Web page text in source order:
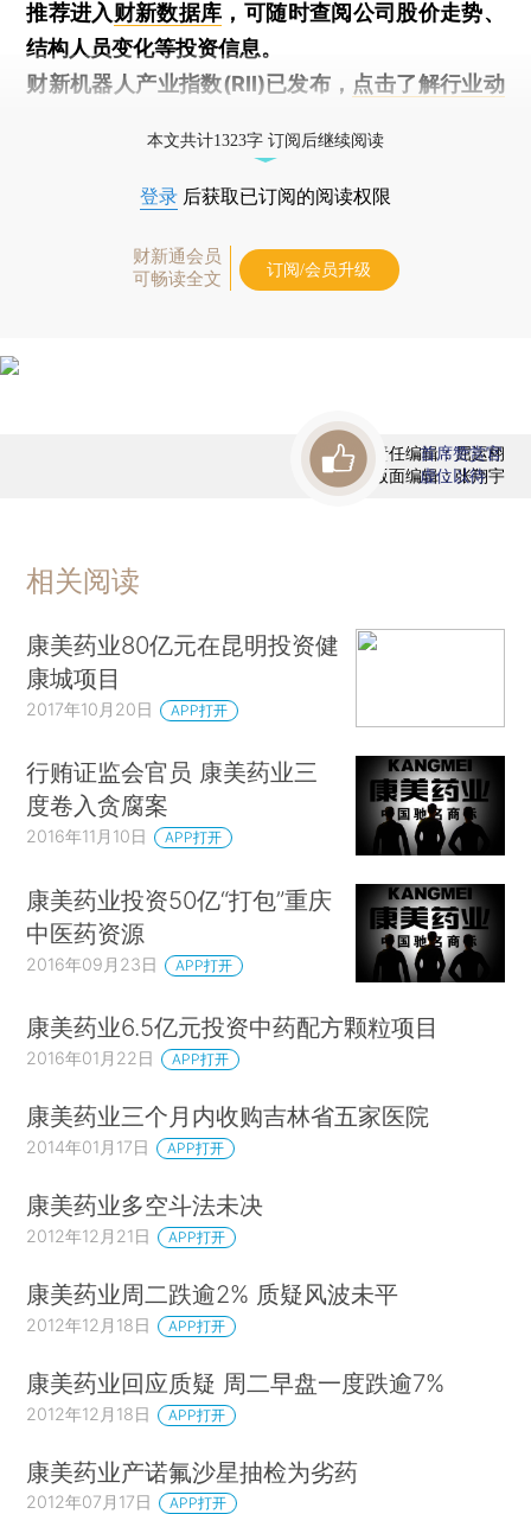
推荐进入财新数据库 ，可随时查阅公司股价走势、
结构人员变化等投资信息。
财新机器人产业指数(RII)已发布， 点击了解行业动
本文共计1323字 订阅后继续阅读
登录 后获取已订阅的阅读权限
财新通会员
可畅读全文
订阅/会员升级
责任编辑：屈运栩
版面编辑：张翔宇
首席赞赏官
虚位以待
相关阅读
康美药业80亿元在昆明投资健
康城项目
2017年10月20日 APP打开
行贿证监会官员 康美药业三
度卷入贪腐案
2016年11月10日 APP打开
康美药业投资50亿“打包”重庆
中医药资源
2016年09月23日 APP打开
康美药业6.5亿元投资中药配方颗粒项目
2016年01月22日 APP打开
康美药业三个月内收购吉林省五家医院
2014年01月17日 APP打开
康美药业多空斗法未决
2012年12月21日 APP打开
康美药业周二跌逾2% 质疑风波未平
2012年12月18日 APP打开
康美药业回应质疑 周二早盘一度跌逾7%
2012年12月18日 APP打开
康美药业产诺氟沙星抽检为劣药
2012年07月17日 APP打开